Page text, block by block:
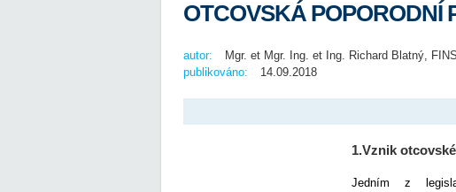
OTCOVSKÁ POPORODNÍ
autor:
Mgr. et Mgr. Ing. et Ing. Richard Blatný,
publikováno:
14.09.2018
1.Vznik
Jedním z